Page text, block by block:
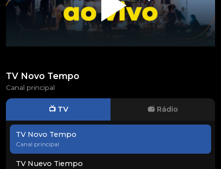
TV Novo Tempo
Canal principal
📺 TV 📻 Rádio
TV Novo Tempo
Canal principal
TV Nuevo Tiempo